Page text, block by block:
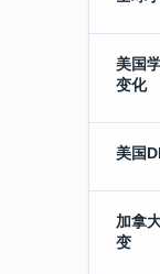
美国
变化
美国
加拿
变